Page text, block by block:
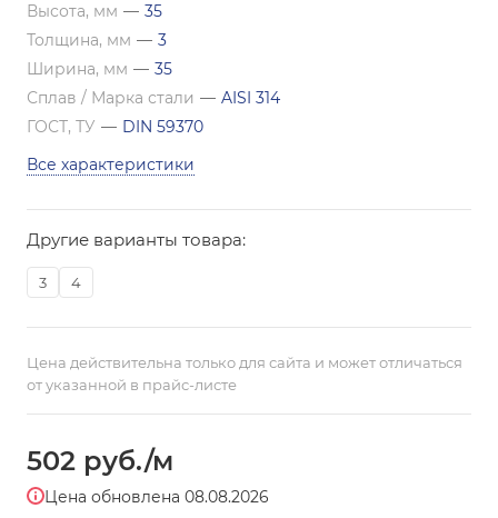
Высота, мм — 35
Толщина, мм — 3
Ширина, мм — 35
Сплав / Марка стали — AISI 314
ГОСТ, ТУ — DIN 59370
Все характеристики
Другие варианты товара:
3 4
Цена действительна только для сайта и может отличаться
от указанной в прайс-листе
502 руб./м
Цена обновлена 08.08.2026